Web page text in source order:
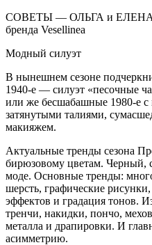
СОВЕТЫ — ОЛЬГА и ЕЛЕНА
бренда Vesellinea
Модный силуэт
В нынешнем сезоне
1940-е — силуэт «песочные
или же бесшабашные 1980-е
затянутыми талиями,
макияжем.
Актуальные тренды сезона
бирюзовому цветам. Черный,
моде. Основные тренды:
шерсть, графические
эффектов и градация тонов.
тренчи, накидки, пончо,
металла и драпировки. И
асимметрию.